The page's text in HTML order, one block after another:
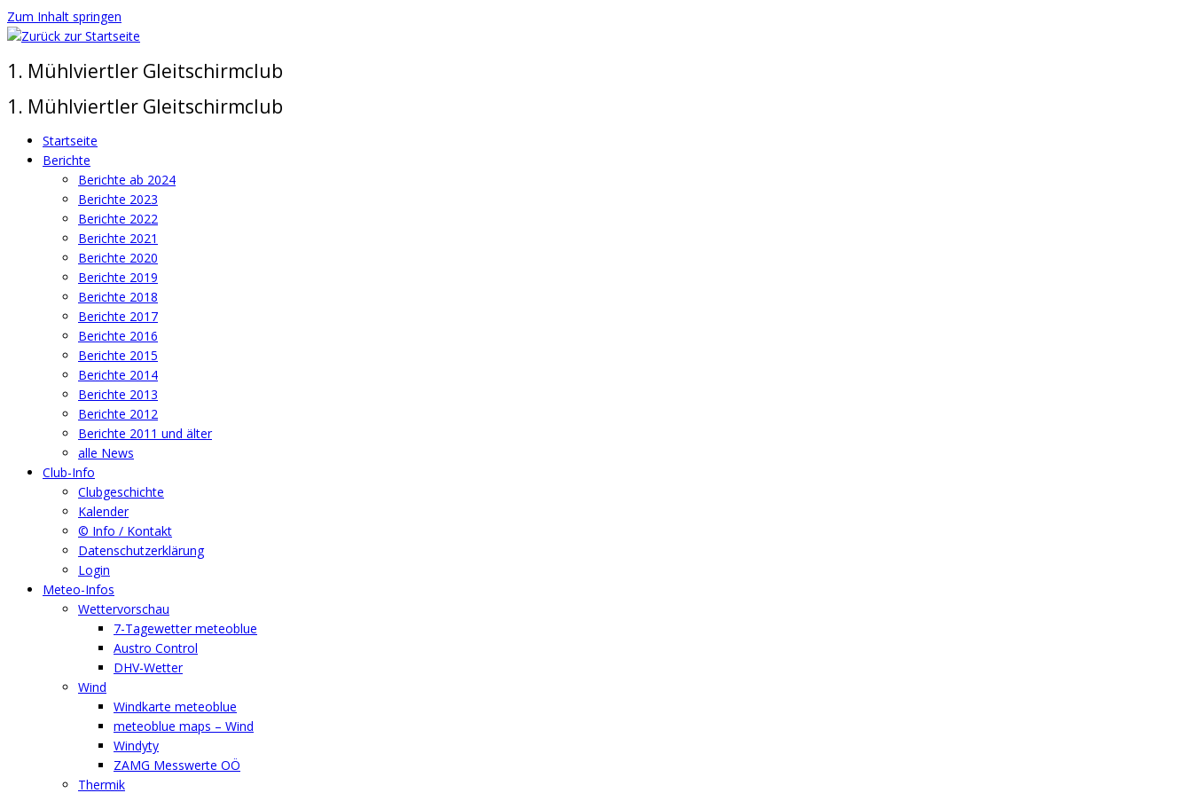
Zum Inhalt springen
1. Mühlviertler Gleitschirmclub
1. Mühlviertler Gleitschirmclub
Startseite
Berichte
Berichte ab 2024
Berichte 2023
Berichte 2022
Berichte 2021
Berichte 2020
Berichte 2019
Berichte 2018
Berichte 2017
Berichte 2016
Berichte 2015
Berichte 2014
Berichte 2013
Berichte 2012
Berichte 2011 und älter
alle News
Club-Info
Clubgeschichte
Kalender
© Info / Kontakt
Datenschutzerklärung
Login
Meteo-Infos
Wettervorschau
7-Tagewetter meteoblue
Austro Control
DHV-Wetter
Wind
Windkarte meteoblue
meteoblue maps – Wind
Windyty
ZAMG Messwerte OÖ
Thermik